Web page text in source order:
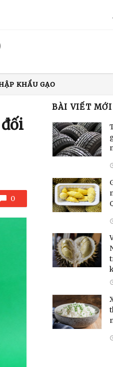
KHẨU GẠO
XUẤT KHẨU CÀ PHÊ
VIỆT NAM
0
BÀI VIẾT